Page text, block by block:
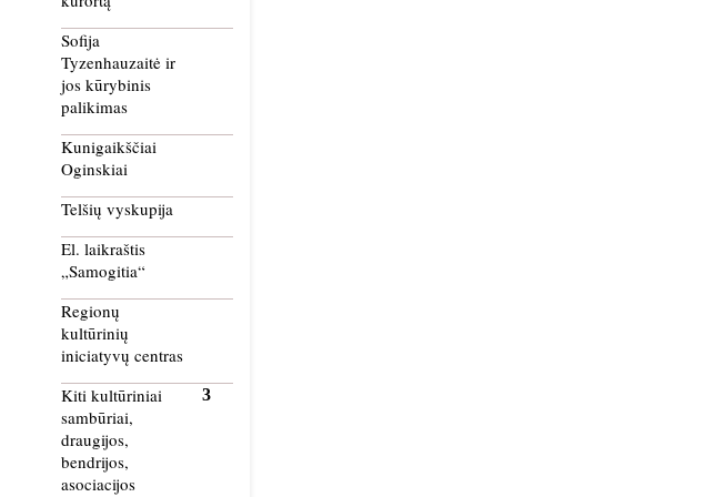
Sofija
Tyzenhauzaitė ir
jos kūrybinis
palikimas
Kunigaikščiai
Oginskiai
Telšių vyskupija
El. laikraštis
„Samogitia“
Regionų
kultūrinių
iniciatyvų centras
Kiti kultūriniai
sambūriai,
draugijos,
bendrijos,
asociacijos